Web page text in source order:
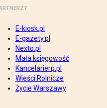
E-kiosk.pl
E-gazety.pl
Nexto.pl
Mała księgowość
Kancelarierp.pl
Wieści Rolnicze
Życie Warszawy